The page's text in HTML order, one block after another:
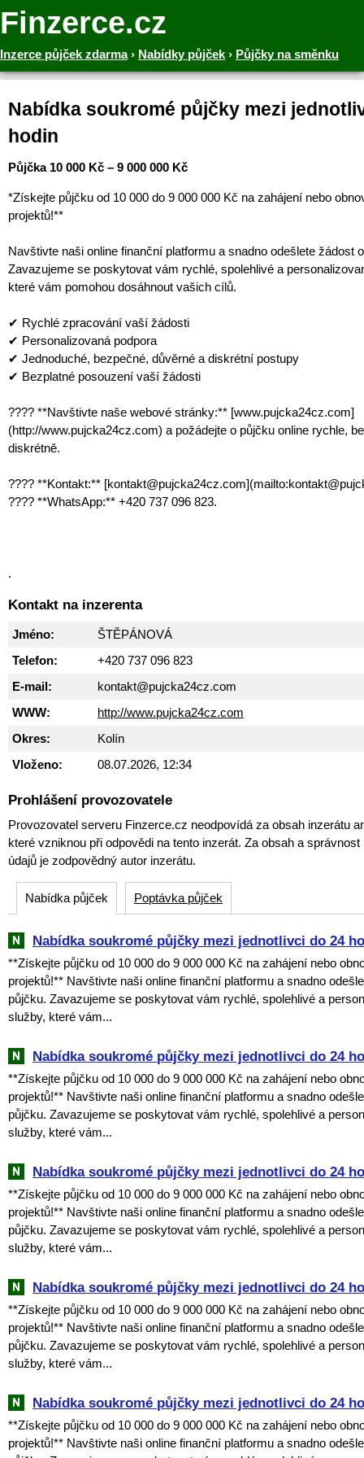
Finzerce.cz
Inzerce půjček zdarma› Nabídky půjček › Půjčky na směnku
Nabídka soukromé půjčky mezi
hodin
Půjčka 10 000 Kč – 9 000 000 Kč
*Získejte půjčku od 10 000 do 9 000 000 Kč na zahájení nebo
projektů!**
Navštivte naši online finanční platformu a snadno odešlete žádost
Zavazujeme se poskytovat vám rychlé, spolehlivé a
které vám pomohou dosáhnout vašich cílů.
✔ Rychlé zpracování vaší žádosti
✔ Personalizovaná podpora
✔ Jednoduché, bezpečné, důvěrné a diskrétní postupy
✔ Bezplatné posouzení vaší žádosti
???? **Navštivte naše webové stránky:** [www.pujcka24cz.com]
(http://www.pujcka24cz.com) a požádejte o půjčku online rychle,
diskrétně.
???? **Kontakt:**
???? **WhatsApp:** +420 737 096 823.
.
Kontakt na inzerenta
Jméno:
ŠTĚPÁNOVÁ
Telefon:
+420 737 096 823
E-mail:
kontakt@pujcka24cz.com
WWW:
http://www.pujcka24cz.com
Okres:
Kolín
Vloženo:
08.07.2026, 12:34
Prohlášení provozovatele
Provozovatel serveru Finzerce.cz neodpovídá za obsah inzerátu
které vzniknou při odpovědi na tento inzerát. Za obsah a
údajů je zodpovědný autor inzerátu.
Nabídka půjček Poptávka půjček
Nabídka soukromé půjčky mezi jednotlivci do 24
**Získejte půjčku od 10 000 do 9 000 000 Kč na zahájení nebo
projektů!** Navštivte naši online finanční platformu a snadno
půjčku. Zavazujeme se poskytovat vám rychlé, spolehlivé a
služby, které vám...
Nabídka soukromé půjčky mezi jednotlivci do 24
**Získejte půjčku od 10 000 do 9 000 000 Kč na zahájení nebo
projektů!** Navštivte naši online finanční platformu a snadno
půjčku. Zavazujeme se poskytovat vám rychlé, spolehlivé a
služby, které vám...
Nabídka soukromé půjčky mezi jednotlivci do 24
**Získejte půjčku od 10 000 do 9 000 000 Kč na zahájení nebo
projektů!** Navštivte naši online finanční platformu a snadno
půjčku. Zavazujeme se poskytovat vám rychlé, spolehlivé a
služby, které vám...
Nabídka soukromé půjčky mezi jednotlivci do 24
**Získejte půjčku od 10 000 do 9 000 000 Kč na zahájení nebo
projektů!** Navštivte naši online finanční platformu a snadno
půjčku. Zavazujeme se poskytovat vám rychlé, spolehlivé a
služby, které vám...
Nabídka soukromé půjčky mezi jednotlivci do 24
**Získejte půjčku od 10 000 do 9 000 000 Kč na zahájení nebo
projektů!** Navštivte naši online finanční platformu a snadno